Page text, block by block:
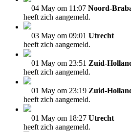
04 May om 11:07 Noord-
heeft zich aangemeld.
03 May om 09:01 Utrecht
heeft zich aangemeld.
01 May om 23:51 Zuid-
heeft zich aangemeld.
01 May om 23:19 Zuid-
heeft zich aangemeld.
01 May om 18:27 Utrecht
heeft zich aangemeld.